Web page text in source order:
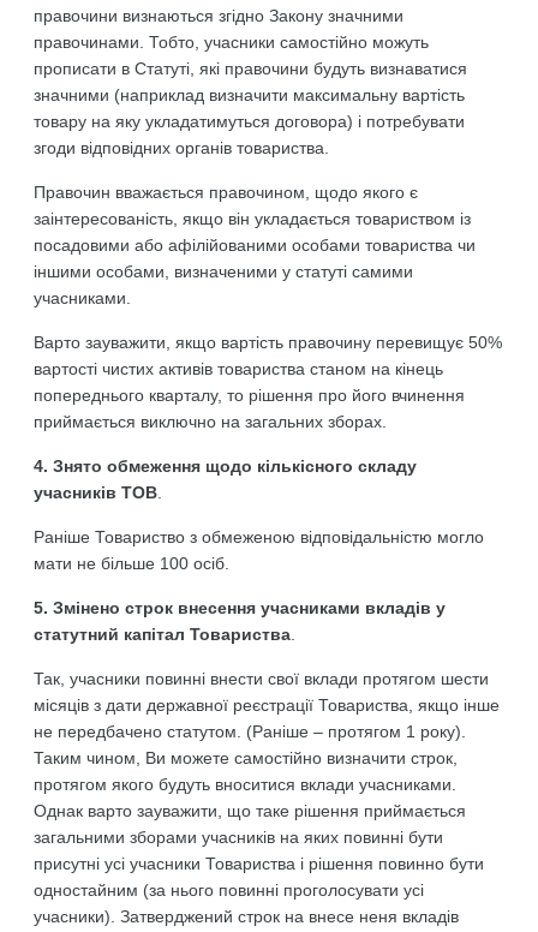
правочини визнаються згідно Закону значними
правочинами. Тобто, учасники самостійно можуть
прописати в Статуті, які правочини будуть визнаватися
значними (наприклад визначити максимальну вартість
товару на яку укладатимуться договора) і потребувати
згоди відповідних органів товариства.
Правочин вважається правочином, щодо якого є
заінтересованість, якщо він укладається товариством із
посадовими або афілійованими особами товариства чи
іншими особами, визначеними у статуті самими
учасниками.
Варто зауважити, якщо вартість правочину перевищує 50%
вартості чистих активів товариства станом на кінець
попереднього кварталу, то рішення про його вчинення
приймається виключно на загальних зборах.
4. Знято обмеження щодо кількісного складу
учасників ТОВ
Раніше Товариство з обмеженою відповідальністю могло
мати не більше 100 осіб.
5. Змінено строк внесення учасниками вкладів у
статутний капіталТовариства
Так, учасники повинні внести свої вклади протягом шести
місяців з дати державної реєстрації Товариства, якщо інше
не передбачено статутом. (Раніше – протягом 1 року).
Таким чином, Ви можете самостійно визначити строк,
протягом якого будуть вноситися вклади учасниками.
Однак варто зауважити, що таке рішення приймається
загальними зборами учасників на яких повинні бути
присутні усі учасники Товариства і рішення повинно бути
одностайним (за нього повинні проголосувати усі
учасники). Затверджений строк на внесе неня вкладів